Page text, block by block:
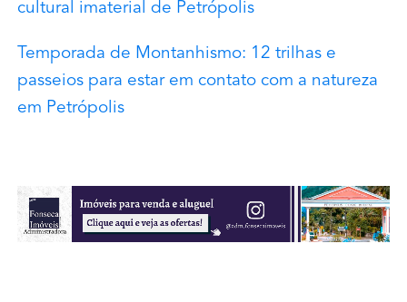
cultural imaterial de Petrópolis
Temporada de Montanhismo: 12 trilhas e
passeios para estar em contato com a natureza
em Petrópolis